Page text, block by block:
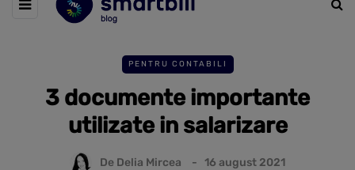
PENTRU CONTABILI
3 documente importante
utilizate in salarizare
De Delia Mircea 16 august 2021